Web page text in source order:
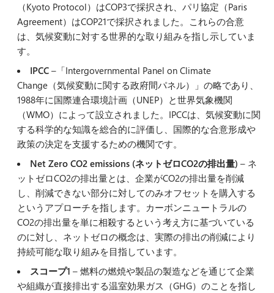
（Kyoto Protocol）はCOP3で採択され、パリ協定（Paris
Agreement）はCOP21で採択されました。これらの合意
は、気候変動に対する世界的な取り組みを指し示していま
す。
IPCC –「Intergovernmental Panel on Climate
Change（気候変動に関する政府間パネル）」の略であり、
1988年に国際連合環境計画（UNEP）と世界気象機関
（WMO）によって設立されました。IPCCは、気候変動に関
する科学的な知識を総合的に評価し、国際的な合意形成や
政策の決定を支援するための機関です。
Net Zero CO2 emissions (ネットゼロCO2の排出量) – ネ
ットゼロCO2の排出量とは、企業がCO2の排出量を削減
し、削減できない部分に対してのみオフセットを購入する
というアプローチを指します。カーボンニュートラルの
CO2の排出量を単に相殺するという考え方に基づいている
のに対し、ネットゼロの概念は、実際の排出の削減により
持続可能な取り組みを目指しています。
スコープ1 – 燃料の燃焼や製品の製造などを通じて企業
や組織が直接排出する温室効果ガス（GHG）のことを指し